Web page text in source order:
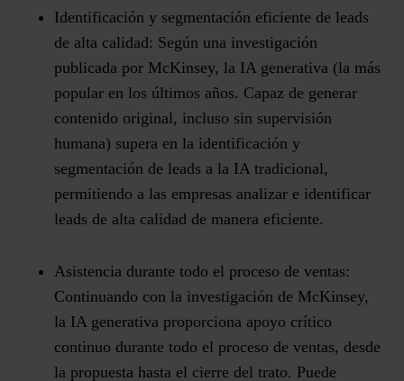
Identificación y segmentación eficiente de leads
de alta calidad: Según una investigación
publicada por McKinsey, la IA generativa (la más
popular en los últimos años. Capaz de generar
contenido original, incluso sin supervisión
humana) supera en la identificación y
segmentación de leads a la IA tradicional,
permitiendo a las empresas analizar e identificar
leads de alta calidad de manera eficiente​.
Asistencia durante todo el proceso de ventas:
Continuando con la investigación de McKinsey,
la IA generativa proporciona apoyo crítico
continuo durante todo el proceso de ventas, desde
la propuesta hasta el cierre del trato. Puede